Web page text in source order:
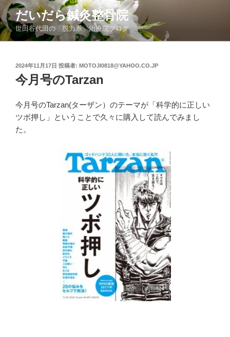
コ
ン
テ
ン
だいだら鍼灸整骨院
世田谷代田の「脱力系」治療院ブログ
投
稿
日:
2024年11月17日 投稿者: MOTOJI0818@YAHOO.CO.JP
今月号のTarzan
今月号のTarzan(ターザン）のテーマが「科学的に正しい
ツボ押し」ということで久々に購入して読んでみまし
た。